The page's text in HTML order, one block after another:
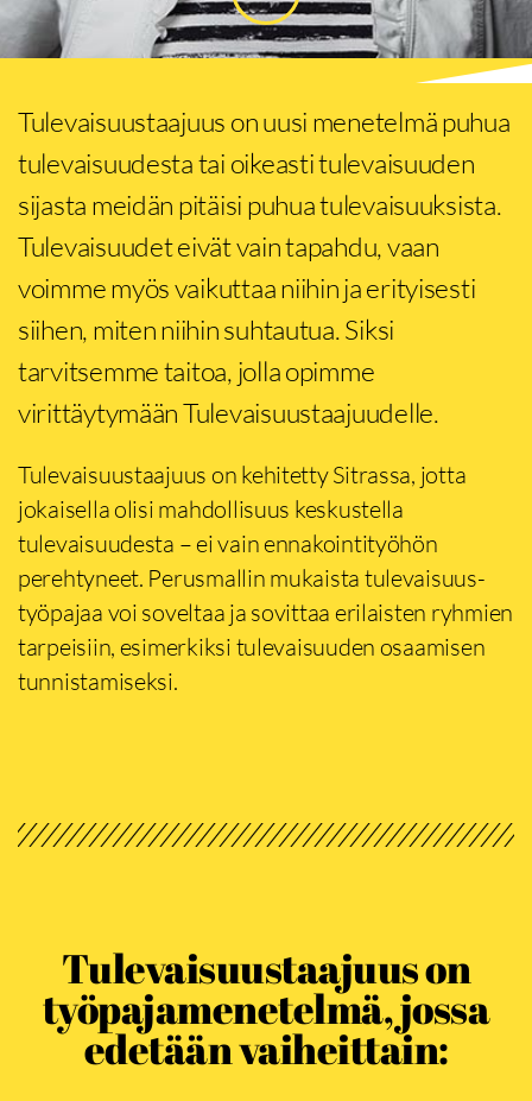
Tulevaisuustaajuus on uusi menetelmä puhua
tulevaisuudesta tai oikeasti tulevaisuuden
sijasta meidän pitäisi puhua tulevaisuuksista.
Tulevaisuudet eivät vain tapahdu, vaan
voimme myös vaikuttaa niihin ja erityisesti
siihen, miten niihin suhtautua. Siksi
tarvitsemme taitoa, jolla opimme
virittäytymään Tulevaisuustaajuudelle.
Tulevaisuustaajuus on kehitetty Sitrassa, jotta
jokaisella olisi mahdollisuus keskustella
tulevaisuudesta – ei vain ennakointityöhön
perehtyneet. Perusmallin mukaista tulevaisuus-
työpajaa voi soveltaa ja sovittaa erilaisten ryhmien
tarpeisiin, esimerkiksi tulevaisuuden osaamisen
tunnistamiseksi.
Tulevaisuustaajuus on
työpajamenetelmä, jossa
edetään vaiheittain: